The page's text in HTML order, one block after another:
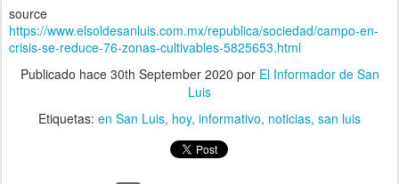
source
https://www.elsoldesanluis.com.mx/republica/sociedad/campo-en-
crisis-se-reduce-76-zonas-cultivables-5825653.html
Publicado hace 30th September 2020 por El Informador de San
Luis
Etiquetas: en San Luis hoy informativo noticias san luis